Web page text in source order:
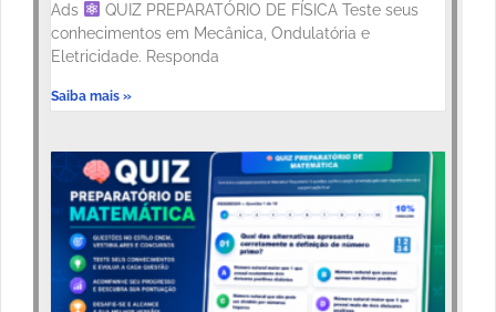
Ads
QUIZ PREPARATÓRIO DE FÍSICA Teste seus
conhecimentos em Mecânica, Ondulatória e
Eletricidade. Responda
Saiba mais »